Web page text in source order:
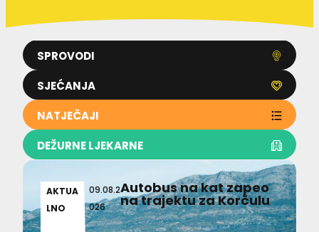
SPROVODI
SJEĆANJA
NATJEČAJI
DEŽURNE LJEKARNE
AKTUA
LNO
09.08.2
026
Autobus na kat zapeo
na trajektu za Korčulu